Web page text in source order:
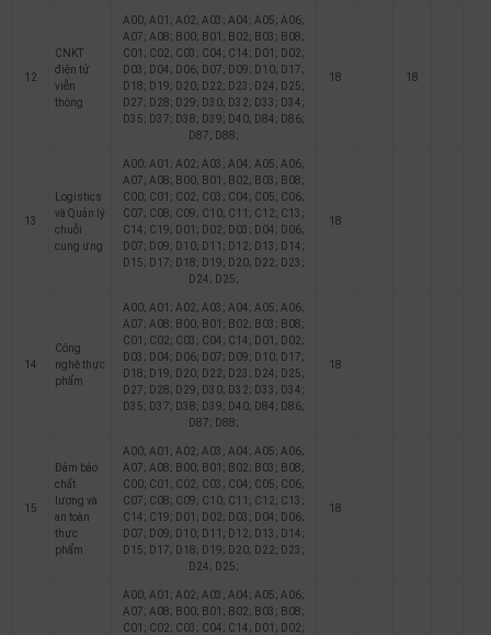
12
CNKT
điện tử
viễn
thông
A00; A01; A02; A03; A04; A05; A06;
A07; A08; B00; B01; B02; B03; B08;
C01; C02; C03; C04; C14; D01; D02;
D03; D04; D06; D07; D09; D10; D17;
D18; D19; D20; D22; D23; D24; D25;
D27; D28; D29; D30; D32; D33; D34;
D35; D37; D38; D39; D40; D84; D86;
D87; D88;
18 18
13
Logistics
và Quản lý
chuỗi
cung ứng
A00; A01; A02; A03; A04; A05; A06;
A07; A08; B00; B01; B02; B03; B08;
C00; C01; C02; C03; C04; C05; C06;
C07; C08; C09; C10; C11; C12; C13;
C14; C19; D01; D02; D03; D04; D06;
D07; D09; D10; D11; D12; D13; D14;
D15; D17; D18; D19; D20; D22; D23;
D24; D25;
18
14
Công
nghệ thực
phẩm
A00; A01; A02; A03; A04; A05; A06;
A07; A08; B00; B01; B02; B03; B08;
C01; C02; C03; C04; C14; D01; D02;
D03; D04; D06; D07; D09; D10; D17;
D18; D19; D20; D22; D23; D24; D25;
D27; D28; D29; D30; D32; D33; D34;
D35; D37; D38; D39; D40; D84; D86;
D87; D88;
18
15
Đảm bảo
chất
lượng và
an toàn
thực
phẩm
A00; A01; A02; A03; A04; A05; A06;
A07; A08; B00; B01; B02; B03; B08;
C00; C01; C02; C03; C04; C05; C06;
C07; C08; C09; C10; C11; C12; C13;
C14; C19; D01; D02; D03; D04; D06;
D07; D09; D10; D11; D12; D13; D14;
D15; D17; D18; D19; D20; D22; D23;
D24; D25;
18
A00; A01; A02; A03; A04; A05; A06;
A07; A08; B00; B01; B02; B03; B08;
C01; C02; C03; C04; C14; D01; D02;